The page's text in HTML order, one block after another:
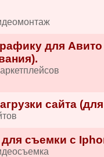
для
сайта
съемки с